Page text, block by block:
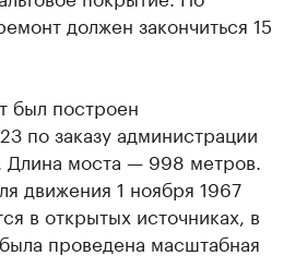
должен закончиться 15
был построен
по заказу администрации
моста — 998 метров.
движения 1 ноября 1967
в открытых источниках, в
проведена масштабная